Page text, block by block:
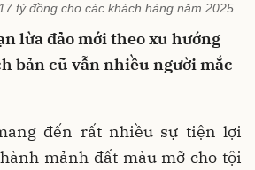
tỷ đồng cho các khách hàng năm 2025
lừa đảo mới theo xu hướng
bản cũ vẫn nhiều người mắc
đến rất nhiều sự tiện lợi
mảnh đất màu mỡ cho tội